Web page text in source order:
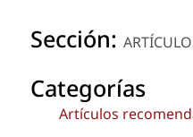
Sección:
Categorías
Artículos